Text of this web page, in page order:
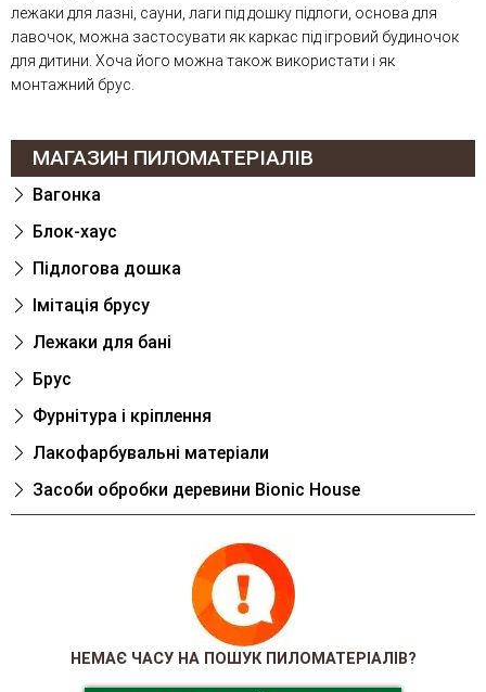
лежаки для лазні, сауни, лаги під дошку підлоги, основа для
лавочок, можна застосувати як каркас під ігровий будиночок
для дитини. Хоча його можна також використати і як
монтажний брус.
МАГАЗИН ПИЛОМАТЕРІАЛІВ
Вагонка
Блок-хаус
Підлогова дошка
Імітація брусу
Лежаки для банi
Брус
Фурнітура і кріплення
Лакофарбувальні матеріали
Засоби обробки деревини Bionic House
НЕМАЄ ЧАСУ НА ПОШУК ПИЛОМАТЕРІАЛІВ?